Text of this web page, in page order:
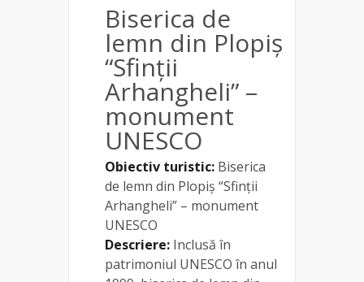
Biserica de
lemn din Plopiș
“Sfinţii
Arhangheli” –
monument
UNESCO
Obiectiv turistic: Biserica
de lemn din Plopiș “Sfinţii
Arhangheli” – monument
UNESCO
Descriere: Inclusă în
patrimoniul UNESCO în anul